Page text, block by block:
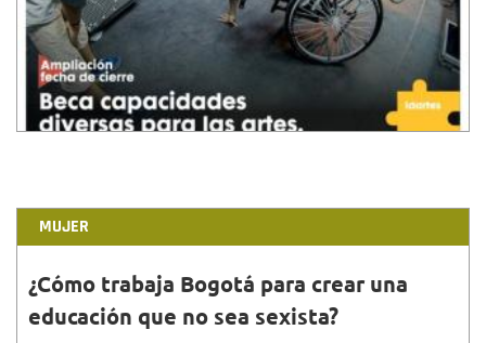
convocatoria de la Beca Capacidades Diversas para
las Artes.
MUJER
¿Cómo trabaja Bogotá para crear una
educación que no sea sexista?